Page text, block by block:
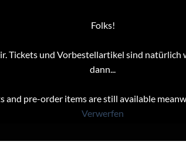
Folks!
Tickets und Vorbestellartikel sind
dann...
and pre-order items are still available
Verwerfen